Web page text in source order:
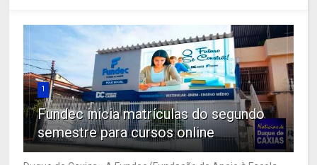
1
Fundec inicia matrículas do segundo
semestre para cursos online